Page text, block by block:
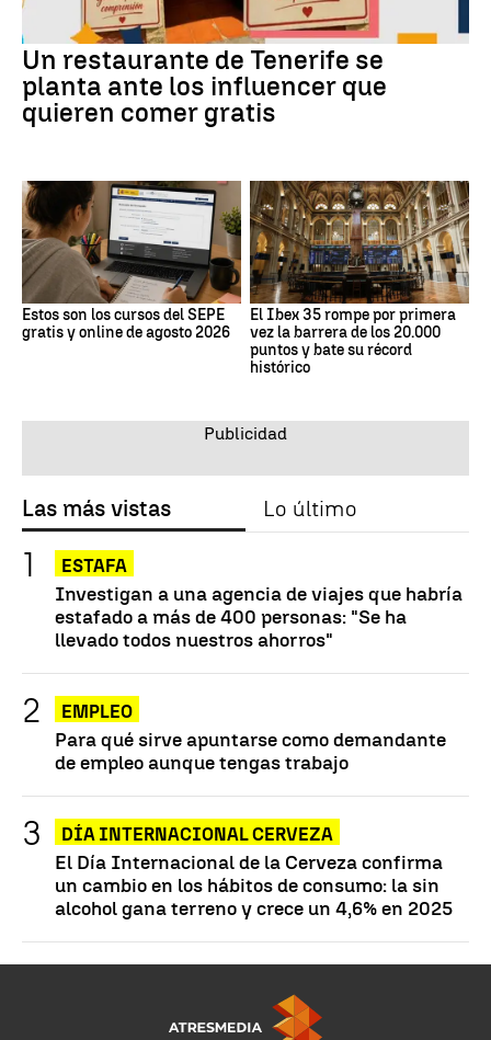
Un restaurante de Tenerife se
planta ante los influencer que
quieren comer gratis
Estos son los cursos del SEPE
gratis y online de agosto 2026
El Ibex 35 rompe por primera
vez la barrera de los 20.000
puntos y bate su récord
histórico
Las más vistas Lo último
ESTAFA
Investigan a una agencia de viajes que habría
estafado a más de 400 personas: "Se ha
llevado todos nuestros ahorros"
EMPLEO
Para qué sirve apuntarse como demandante
de empleo aunque tengas trabajo
DÍA INTERNACIONAL CERVEZA
El Día Internacional de la Cerveza confirma
un cambio en los hábitos de consumo: la sin
alcohol gana terreno y crece un 4,6% en 2025